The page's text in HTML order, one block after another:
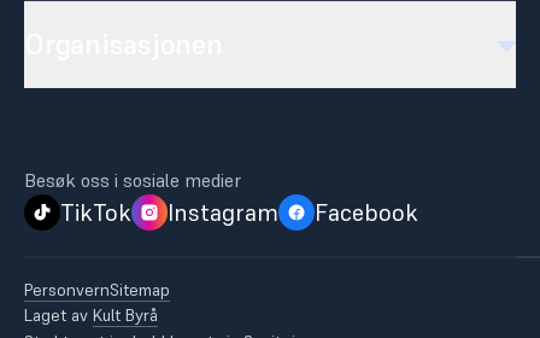
Besøk oss i sosiale medier
TikTok Instagram Facebook
PersonvernSitemap
Laget av Kult Byrå